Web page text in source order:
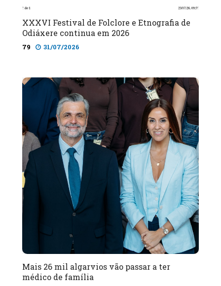
XXXVI Festival de Folclore e Etnografia de
Odiáxere continua em 2026
79 31/07/2026
Mais 26 mil algarvios vão passar a ter
médico de família